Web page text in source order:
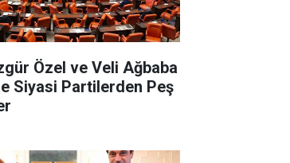
Özel ve Veli Ağbaba
Siyasi Partilerden Peş